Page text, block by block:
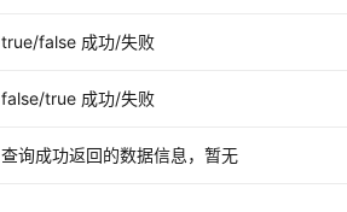
true/false 成功/失败
false/true 成功/失败
查询成功返回的数据信息，暂无